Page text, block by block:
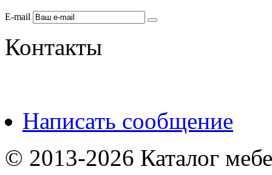
E-mail
Контакты
Написать сообщение
© 2013-2026 Каталог